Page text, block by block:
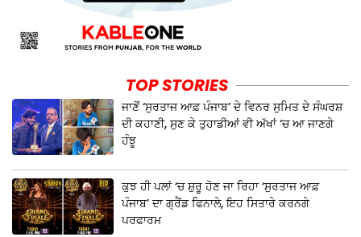
TOP STORIES
ਜਾਣੋਂ ‘ਸੁਰਤਾਜ ਆਫ਼ ਪੰਜਾਬ’ ਦੇ ਵਿਨਰ ਸੁਮਿਤ ਦੇ ਸੰਘਰਸ਼
ਦੀ ਕਹਾਣੀ, ਸੁਣ ਕੇ ਤੁਹਾਡੀਆਂ ਵੀ ਅੱਖਾਂ ‘ਚ ਆ ਜਾਣਗੇ
ਹੰਝੂ
ਕੁਝ ਹੀ ਪਲਾਂ ‘ਚ ਸ਼ੁਰੂ ਹੋਣ ਜਾ ਰਿਹਾ ‘ਸੁਰਤਾਜ ਆਫ਼
ਪੰਜਾਬ’ ਦਾ ਗ੍ਰੈਂਡ ਫਿਨਾਲੇ, ਇਹ ਸਿਤਾਰੇ ਕਰਨਗੇ
ਪਰਫਾਰਮ